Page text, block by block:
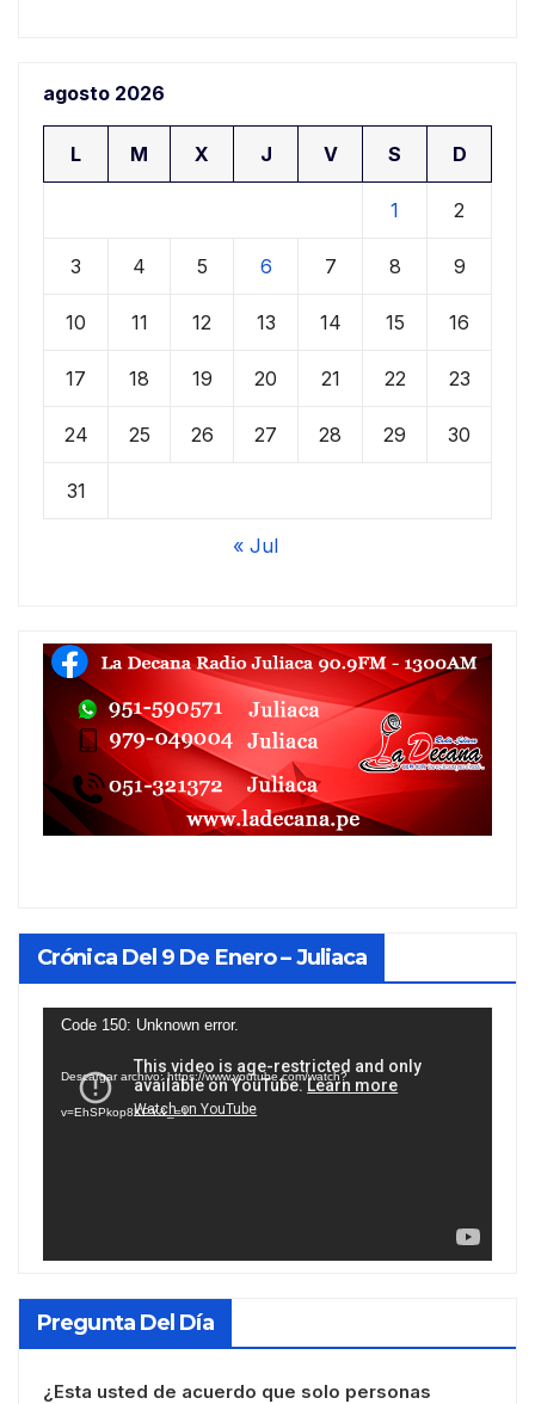
agosto 2026
L M X J V S D
1 2
3 4 5 6 7 8 9
10 11 12 13 14 15 16
17 18 19 20 21 22 23
24 25 26 27 28 29 30
31
« Jul
Crónica Del 9 De Enero – Juliaca
Reproductor
vídeo
Code 150: Unknown error.
Descargar archivo: https://www.youtube.com/watch?
v=EhSPkop8KPY&_=1
Pregunta Del Día
¿Esta usted de acuerdo que solo personas